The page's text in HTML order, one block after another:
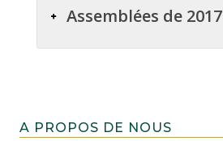
Assemblées de 2017
A PROPOS DE NOUS